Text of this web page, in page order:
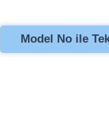
Model No ile